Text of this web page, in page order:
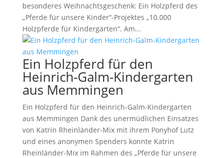
besonderes Weihnachtsgeschenk: Ein Holzpferd des
„Pferde für unsere Kinder“-Projektes „10.000
Holzpferde für Kindergärten“. Am...
Ein Holzpferd für den
Heinrich-Galm-Kindergarten
aus Memmingen
Ein Holzpferd für den Heinrich-Galm-Kindergarten
aus Memmingen Dank des unermüdlichen Einsatzes
von Katrin Rheinländer-Mix mit ihrem Ponyhof Lutz
und eines anonymen Spenders konnte Katrin
Rheinländer-Mix im Rahmen des „Pferde für unsere